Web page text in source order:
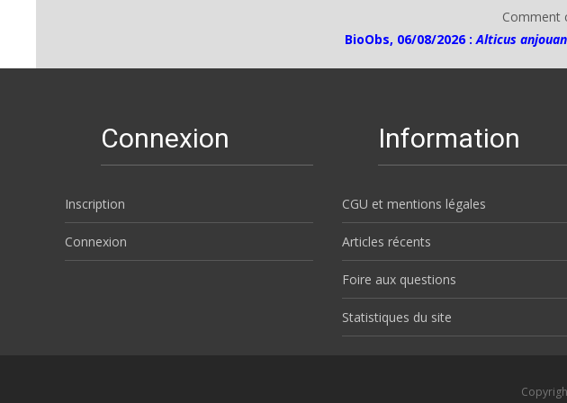
Comment
BioObs, 06/08/2026 : Alticus
Connexion
Inscription
Connexion
Information
CGU et mentions légales
Articles récents
Foire aux questions
Statistiques du site